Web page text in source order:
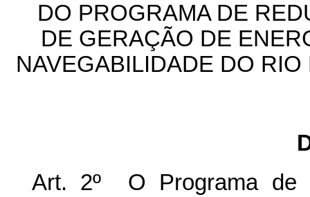
DO PROGRAMA DE
DE GERAÇÃO DE
NAVEGABILIDADE DO
Art. 2º O Programa de